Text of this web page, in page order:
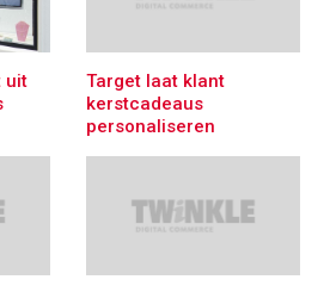
uit
Target laat klant
kerstcadeaus
personaliseren